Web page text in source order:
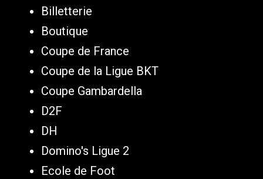
Billetterie
Boutique
Coupe de France
Coupe de la Ligue BKT
Coupe Gambardella
D2F
DH
Domino's Ligue 2
Ecole de Foot